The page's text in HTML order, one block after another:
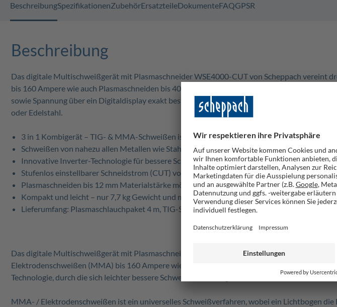
BeschreibungSpezifikationenZubehörErsatzteileDokumenteFAQGPSR
Beschreibung
Das digitale Multischweißgerät mit Plasmaschneider WSE4000-CUT von Scheppach
bis 160 Ampere wie auch Plasmaschneiden bis 40 Ampere möglich. Das gewünschte
sowie Spannung über ein Digitaldisplay exakt bestimmen. Dank verschiedener
oder Edelstahl.
3 in 1 Kombigerät – TIG- & MMA-Schweißen ist bis 160 A möglich, Plasmaschneiden bis 40 A
Schweißen von nahezu allen Metallen wie Stahl oder Edelstahl
Innovative Inverter-Technologie für bessere Schweißverbindungen als bei herkömmlichen
Stufenlos einstellbarer Schneidstrom (CUT) von 15 bis 40 A
Plasmaschneiden bis 12 mm Materialstärke möglich
Kompakt und leicht – nur 7,7 kg Gewicht und mit praktischem Tragegriff ausgestattet
Lieferumfang: Plasmaschlauchpaket 4 m, TIG-Schlauchpaket 4 m, Elektrodenhalter 2 m,
Das digitale Multischweißgerät mit Plasmaschneider WSE4000-CUT von Scheppach vereint
Elektrodenschweißen (MMA) bis 160 Ampere wie auch Plasmaschneiden bis 40 Ampere
Technologie, durch die sich leichter bessere Schweißverbindungen herstellen lassen als mit
MMA- / Elektrodenschweißen ist ein universelles Schweißverfahren, wobei ein Lichtbogen